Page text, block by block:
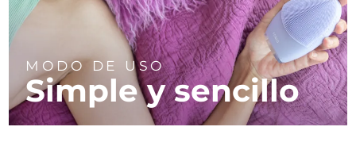
MODO DE USO
Simple y sencillo